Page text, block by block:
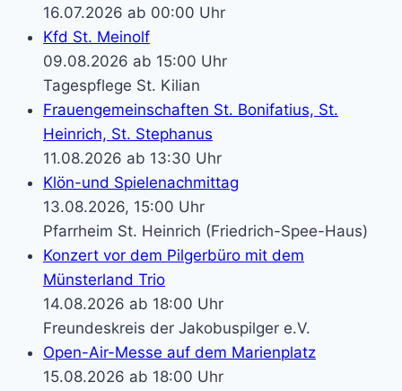
16.07.2026 ab 00:00 Uhr
Kfd St. Meinolf
09.08.2026 ab 15:00 Uhr
Tagespflege St. Kilian
Frauengemeinschaften St. Bonifatius, St.
Heinrich, St. Stephanus
11.08.2026 ab 13:30 Uhr
Klön-und Spielenachmittag
13.08.2026, 15:00 Uhr
Pfarrheim St. Heinrich (Friedrich-Spee-Haus)
Konzert vor dem Pilgerbüro mit dem
Münsterland Trio
14.08.2026 ab 18:00 Uhr
Freundeskreis der Jakobuspilger e.V.
Open-Air-Messe auf dem Marienplatz
15.08.2026 ab 18:00 Uhr